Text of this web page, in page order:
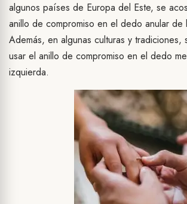
algunos países de Europa del Este, se
anillo de compromiso en el dedo anular de
Además, en algunas culturas y tradiciones,
usar el anillo de compromiso en el dedo
izquierda.